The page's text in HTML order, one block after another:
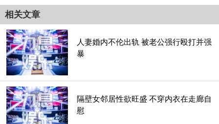
相关文章
人妻婚内不伦出轨 被老公强行殴打并强
暴
隔壁女邻居性欲旺盛 不穿内衣在走廊自
慰